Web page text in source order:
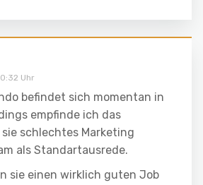
Uhr
befindet sich momentan in
empfinde ich das
schlechtes Marketing
als Standartausrede.
sie einen wirklich guten Job